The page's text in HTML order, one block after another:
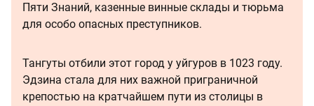
Пяти Знаний, казенные винные склады и тюрьма
для особо опасных преступников.
Тангуты отбили этот город у уйгуров в 1023 году.
Эдзина стала для них важной приграничной
крепостью на кратчайшем пути из столицы в